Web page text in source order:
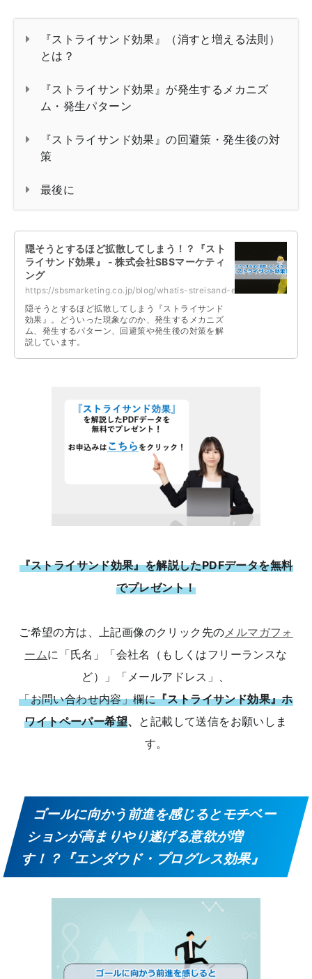
『ストライサンド効果』（消すと増える法則）
とは？
『ストライサンド効果』が発生するメカニズ
ム・発生パターン
『ストライサンド効果』の回避策・発生後の対
策
最後に
隠そうとするほど拡散してしまう！？『スト
ライサンド効果』 - 株式会社SBSマーケティ
ング
https://sbsmarketing.co.jp/blog/whatis-streisand-effect-2022-12/
隠そうとするほど拡散してしまう『ストライサンド
効果』。どういった現象なのか、発生するメカニズ
ム、発生するパターン、回避策や発生後の対策を解
説しています。
『ストライサンド効果』を解説したPDFデータを無料
でプレゼント！
ご希望の方は、上記画像のクリック先の メルマガフォ
ームに「氏名」「会社名（もしくはフリーランスな
ど）」「メールアドレス」、
「お問い合わせ内容」欄に『ストライサンド効果』ホ
ワイトペーパー希望、 と記載して送信をお願いしま
す。
ゴールに向かう前進を感じるとモチベー
ションが高まりやり遂げる意欲が増
す！？『エンダウド・プログレス効果』